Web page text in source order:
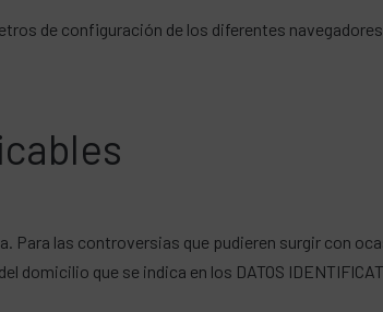
de configuración de los diferentes
Para las controversias que pudieren surgir con
que se indica en los DATOS